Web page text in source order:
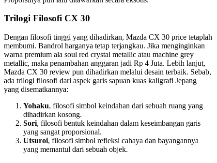
Trilogi Filosofi CX 30
Dengan filosofi tinggi yang dihadirkan, Mazda CX 30 price tetaplah
membumi. Bandrol harganya tetap terjangkau. Jika menginginkan
warna premium ala soul red crystal metallic atau machine grey
metallic, maka penambahan anggaran jadi Rp 4 Juta. Lebih lanjut,
Mazda CX 30 review pun dihadirkan melalui desain terbaik. Sebab,
ada trilogi filosofi dari aspek garis sapuan kuas kaligrafi Jepang
yang disematkannya:
Yohaku, filosofi simbol keindahan dari sebuah ruang yang
dihadirkan kosong.
Sori, filosofi bentuk keindahan dalam keseimbangan garis
yang sangat proporsional.
Utsuroi, filosofi simbol refleksi cahaya dan bayangannya
yang memantul dari sebuah objek.